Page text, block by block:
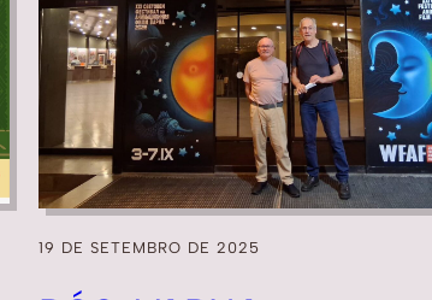
19 DE SETEMBRO DE 2025